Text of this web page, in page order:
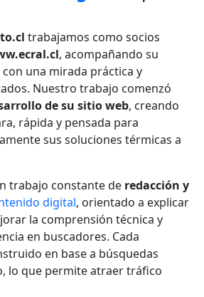
trabajamos como socios
, acompañando su
una mirada práctica y
Nuestro trabajo comenzó
de su sitio web, creando
rápida y pensada para
sus soluciones térmicas a
trabajo constante de redacción y
digital, orientado a explicar
la comprensión técnica y
en buscadores. Cada
en base a búsquedas
lo que permite atraer tráfico